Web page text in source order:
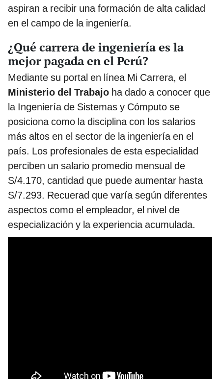
aspiran a recibir una formación de alta calidad
en el campo de la ingeniería.
¿Qué carrera de ingeniería es la
mejor pagada en el Perú?
Mediante su portal en línea Mi Carrera, el
Ministerio del Trabajo ha dado a conocer que
la Ingeniería de Sistemas y Cómputo se
posiciona como la disciplina con los salarios
más altos en el sector de la ingeniería en el
país. Los profesionales de esta especialidad
perciben un salario promedio mensual de
S/4.170, cantidad que puede aumentar hasta
S/7.293. Recuerad que varía según diferentes
aspectos como el empleador, el nivel de
especialización y la experiencia acumulada.